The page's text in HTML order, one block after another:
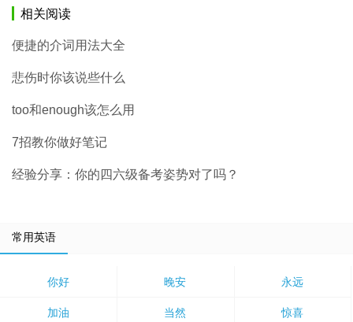
相关阅读
便捷的介词用法大全
悲伤时你该说些什么
too和enough该怎么用
7招教你做好笔记
经验分享：你的四六级备考姿势对了吗？
常用英语
你好 晚安 永远
加油 当然 惊喜